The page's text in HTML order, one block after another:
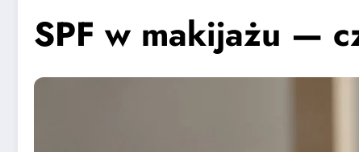
SPF w makijażu —